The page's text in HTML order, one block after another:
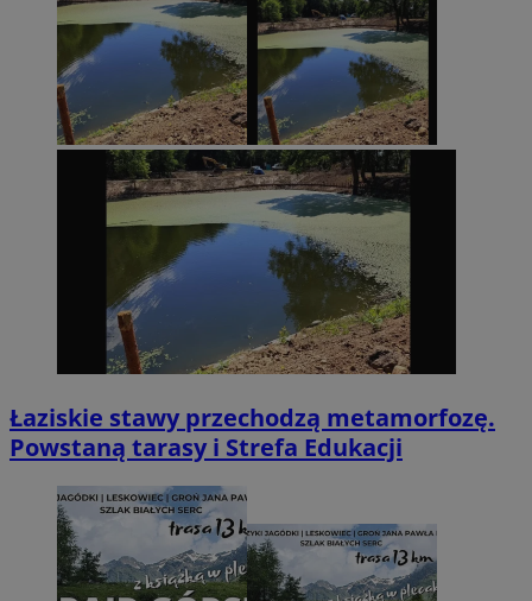
Łaziskie stawy przechodzą metamorfozę.
Powstaną tarasy i Strefa Edukacji